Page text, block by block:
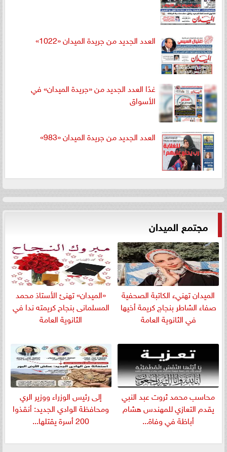
العدد الجديد من جريدة الميدان «1022»
غدًا العدد الجديد من «جريدة الميدان» في
الأسواق
العدد الجديد من جريدة الميدان «983»
مجتمع الميدان
الميدان تهنيء الكاتبة الصحفية
صفاء الشاطر بنجاج كريمة أخيها
في الثانوية العامة
«الميدان» تهنئ الأستاذ محمد
المسلمانى بنجاح كريمته ندا في
الثانوية العامة
​محاسب محمد ثروت عبد النبي
يقدم التعازي للمهندس هشام
أباظة في وفاة...
إلى رئيس الوزراء ووزير الري
ومحافظة الوادي الجديد: أنقذوا
200 أسرة يقتلها...